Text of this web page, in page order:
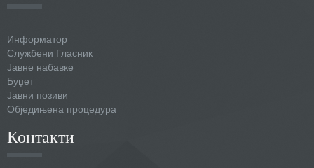
Информатор
Службени Гласник
Јавне набавке
Буџет
Јавни позиви
Обједињена процедура
Контакти